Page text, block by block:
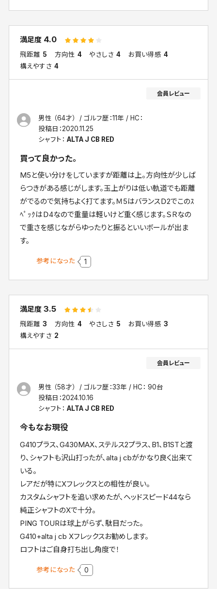
満足度 4.0
飛距離 5 方向性 4 やさしさ 4 お買い得感 4
構えやすさ 4
男性 （64才） ゴルフ歴：11年
HC：
投稿日：2020.11.25
シャフト： ALTA J CB RED
買って良かった。
M5と使い分けをしていますが距離は上。方向性が少しば
らつきがある感じがします。玉上がりは低い軌道でも距離
がでるので気持ちよく打てます。Ｍ5はバランスＤ2でこのｽ
ﾍﾟｯｸはＤ4なので重量は軽いけど重く感じます。ＳＲなの
で重さを感じながらゆったりと振るといいボールが出ま
す。
参考になった 1
満足度3.5
飛距離 3 方向性 4 やさしさ 5 お買い得感 3
構えやすさ 2
男性 （58才） ゴルフ歴：33年
HC： 90台
投稿日：2024.10.16
シャフト： ALTA J CB RED
今もなお現役
G410プラス、G430MAX、ステルス2プラス、B1、B1STと渡
り、シャフトも沢山打ったが、alta j cbがかなり良く出来て
いる。
レアだが特にXフレックスとの相性が良い。
カスタムシャフトを追い求めたが、ヘッドスピード44なら
純正シャフトのXで十分。
PING TOURは球上がらず、駄目だった。
G410+alta j cb Xフレックスお勧めします。
ロフトはご自身打ち出し角度で！
参考になった 0